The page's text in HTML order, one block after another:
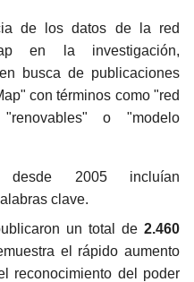
de los datos de la red
en la investigación,
busca de publicaciones
con términos como "red
o "modelo
desde 2005 incluían
clave.
un total de 2.460
el rápido aumento
reconocimiento del poder